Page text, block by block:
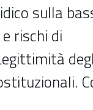
sulla
rischi di